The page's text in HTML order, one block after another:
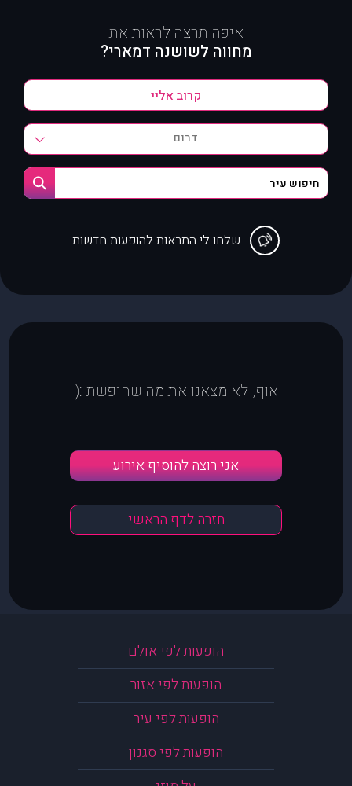
איפה תרצה לראות את
מחווה לשושנה דמארי?
דרום
שלחו לי התראות להופעות חדשות
אוף, לא מצאנו את מה שחיפשת :(
אני רוצה להוסיף אירוע
חזרה לדף הראשי
הופעות לפי אולם
הופעות לפי אזור
הופעות לפי עיר
הופעות לפי סגנון